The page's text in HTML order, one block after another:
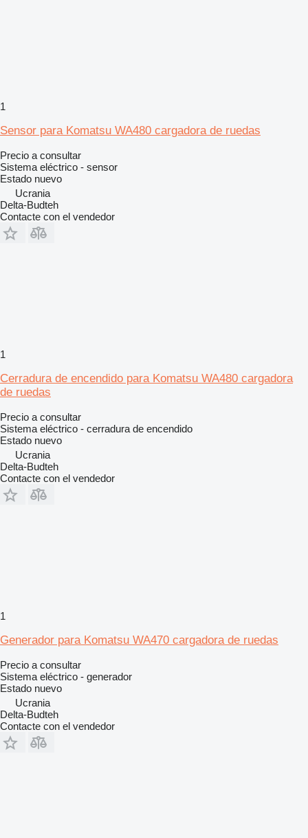
1
Sensor para Komatsu WA480 cargadora de ruedas
Precio a consultar
Sistema eléctrico - sensor
Estado nuevo
Ucrania
Delta-Budteh
Contacte con el vendedor
1
Cerradura de encendido para Komatsu WA480 cargadora
de ruedas
Precio a consultar
Sistema eléctrico - cerradura de encendido
Estado nuevo
Ucrania
Delta-Budteh
Contacte con el vendedor
1
Generador para Komatsu WA470 cargadora de ruedas
Precio a consultar
Sistema eléctrico - generador
Estado nuevo
Ucrania
Delta-Budteh
Contacte con el vendedor